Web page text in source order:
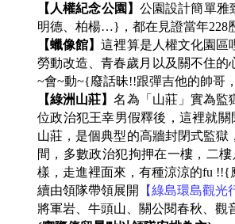
【人權紀念公園】 公園設計簡單雅
明德、柏楊…}，都在見證當年228
【蠟像館】這裡算是人權文化園區
勞動改造、青春歲月以及關不住
~會~動~{廢話昧!!跟彈吉他的帥哥
【綠洲山莊】名為「山莊」實為監
位政治犯王幸男假釋後，這裡就
山莊，是個典型的高牆封閉式監
間，多數政治犯拘押在一樓，二
樣，走進裡面來，有種涼涼的fu
續由領隊帶領展開
【綠島環島觀光
將軍岩、牛頭山、關公閱春秋、